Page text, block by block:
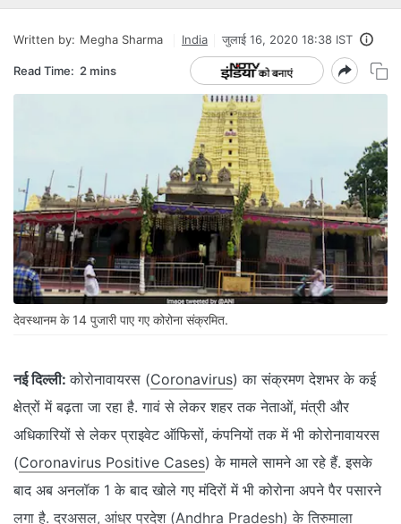
Written by: Megha Sharma India जुलाई 16, 2020 18:38 IST
Read Time: 2 mins
देवस्थानम के 14 पुजारी पाए गए कोरोना संक्रमित.
नई दिल्ली: कोरोनावायरस (Coronavirus) का संक्रमण देशभर के कई
क्षेत्रों में बढ़ता जा रहा है. गावं से लेकर शहर तक नेताओं, मंत्री और
अधिकारियों से लेकर प्राइवेट ऑफिसों, कंपनियों तक में भी कोरोनावायरस
(Coronavirus Positive Cases) के मामले सामने आ रहे हैं. इसके
बाद अब अनलॉक 1 के बाद खोले गए मंदिरों में भी कोरोना अपने पैर पसारने
लगा है. दरअसल, आंध्र प्रदेश (Andhra Pradesh) के तिरुमाला